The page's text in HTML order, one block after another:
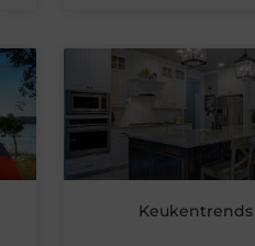
Keukentrends